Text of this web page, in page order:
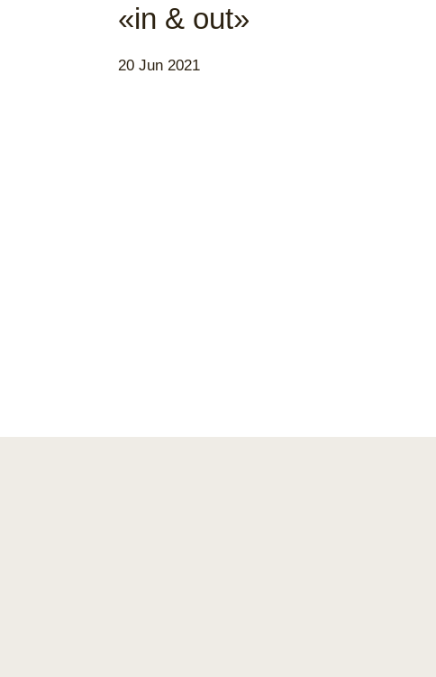
«in & out»
20 Jun 2021